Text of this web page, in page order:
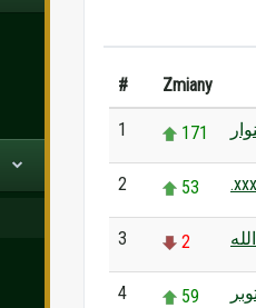
# Zmiany
1 171
2 53 .xxx
3 2
4 59